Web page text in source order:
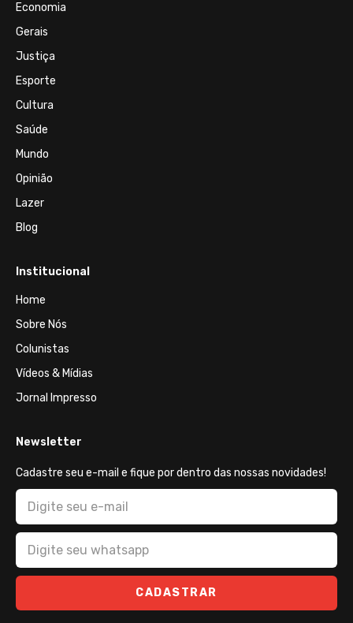
Economia
Gerais
Justiça
Esporte
Cultura
Saúde
Mundo
Opinião
Lazer
Blog
Institucional
Home
Sobre Nós
Colunistas
Vídeos & Mídias
Jornal Impresso
Newsletter
Cadastre seu e-mail e fique por dentro das nossas novidades!
CADASTRAR